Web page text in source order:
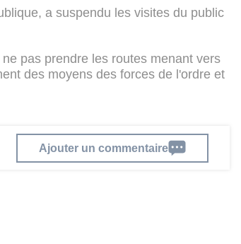
a suspendu les visites du public
pas prendre les routes menant vers
des moyens des forces de l'ordre et
Ajouter un commentaire